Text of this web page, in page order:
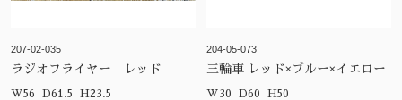
207-02-035
ラジオフライヤー レッド
W56 D61.5 H23.5
204-05-073
三輪車 レッド×ブルー×イエロー
W30 D60 H50